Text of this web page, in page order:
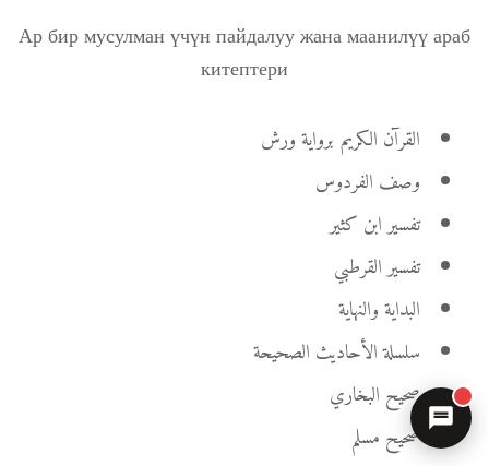
Ар бир мусулман үчүн пайдалуу жана маанилүү араб
китептери
القرآن الكريم برواية ورش
وصف الفردوس
تفسير ابن كثير
تفسير القرطبي
البداية والنهاية
سلسلة الأحاديث الصحيحة
صحيح البخاري
صحيح مسلم